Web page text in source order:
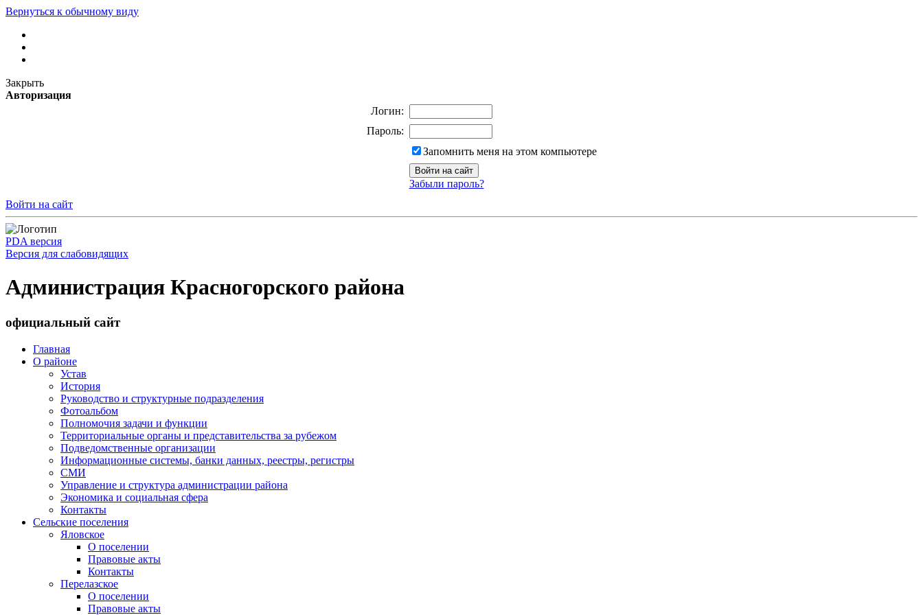
Вернуться к обычному виду
Закрыть
Авторизация
Логин:
Пароль:
Запомнить меня на этом компьютере
Забыли пароль?
Войти на сайт
PDA версия
Версия для слабовидящих
Администрация Красногорского района
официальный сайт
Главная
О районе
Устав
История
Руководство и структурные подразделения
Фотоальбом
Полномочия задачи и функции
Территориальные органы и представительства за рубежом
Подведомственные организации
Информационные системы, банки данных, реестры, регистры
СМИ
Управление и структура администрации района
Экономика и социальная сфера
Контакты
Сельские поселения
Яловское
О поселении
Правовые акты
Контакты
Перелазское
О поселении
Правовые акты